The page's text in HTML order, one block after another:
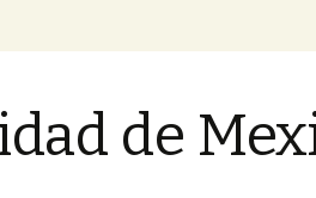
de